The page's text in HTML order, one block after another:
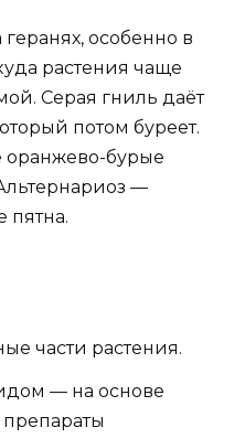
особенно в
растения чаще
Серая гниль даёт
потом буреет.
оранжево-бурые
—
пятна.
части растения.
— на основе